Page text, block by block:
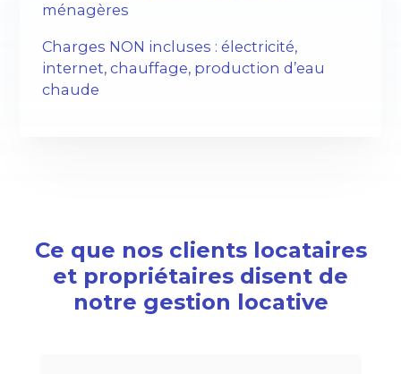
ménagères
Charges NON incluses : électricité,
internet, chauffage, production d’eau
chaude
Ce que nos clients locataires
et propriétaires disent de
notre gestion locative